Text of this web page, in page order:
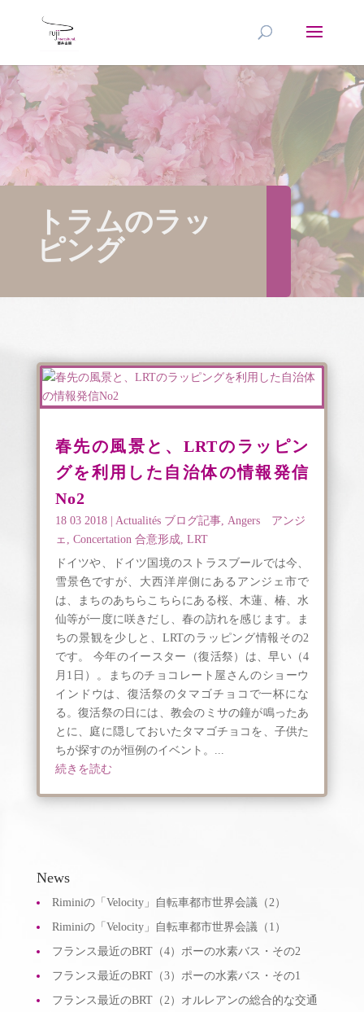
トラムのラッ
ピング
春先の風景と、LRTのラッピン
グを利用した自治体の情報発信
No2
18 03 2018| Actualités ブログ記事, Angers アンジ
ェ , Concertation 合意形成, LRT
ドイツや、ドイツ国境のストラスブールでは今、
雪景色ですが、大西洋岸側にあるアンジェ市で
は、まちのあちらこちらにある桜、木蓮、椿、水
仙等が一度に咲きだし、春の訪れを感じます。ま
ちの景観を少しと、LRTのラッピング情報その2
です。 今年のイースター（復活祭）は、早い（4
月1日）。まちのチョコレート屋さんのショーウ
インドウは、復活祭のタマゴチョコで一杯にな
る。復活祭の日には、教会のミサの鐘が鳴ったあ
とに、庭に隠しておいたタマゴチョコを、子供た
ちが探すのが恒例のイベント。...
続きを読む
News
Riminiの「Velocity」自転車都市世界会議（2）
Riminiの「Velocity」自転車都市世界会議（1）
フランス最近のBRT（4）ポーの水素バス・その2
フランス最近のBRT（3）ポーの水素バス・その1
フランス最近のBRT（2）オルレアンの総合的な交通